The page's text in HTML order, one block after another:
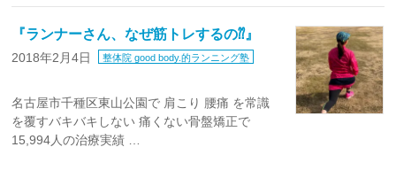
『ランナーさん、なぜ筋トレするの⁇』
2018年2月4日 整体院 good body.的ランニング塾
名古屋市千種区東山公園で 肩こり 腰痛 を常識
を覆すバキバキしない 痛くない骨盤矯正で
15,994人の治療実績 …